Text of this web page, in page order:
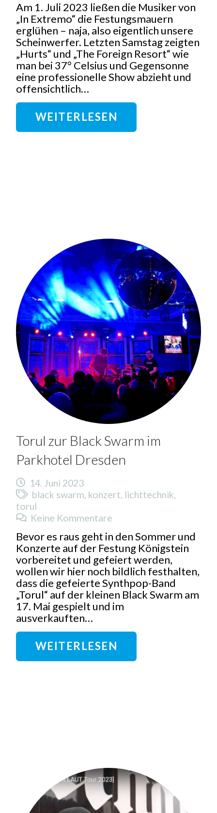
Am 1. Juli 2023 ließen die Musiker von
„In Extremo“ die Festungsmauern
erglühen – naja, also eigentlich unsere
Scheinwerfer. Letzten Samstag zeigten
„Hurts“ und „The Foreign Resort“ wie
man bei 37° Celsius und Gegensonne
eine professionelle Show abzieht und
offensichtlich…
WEITERLESEN
Torul zur Black Swarm im
Parkhotel Dresden
14. Juni 2023
black swarm konzert lichttechnik
torul
Keine Kommentare
Bevor es raus geht in den Sommer und
Konzerte auf der Festung Königstein
vorbereitet und gefeiert werden,
wollen wir hier noch bildlich festhalten,
dass die gefeierte Synthpop-Band
„Torul“ auf der kleinen Black Swarm am
17. Mai gespielt und im
ausverkauften…
WEITERLESEN